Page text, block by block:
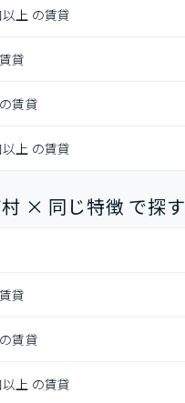
上 の賃貸
貸
賃貸
上 の賃貸
× 同じ特徴 で探す
貸
賃貸
上 の賃貸